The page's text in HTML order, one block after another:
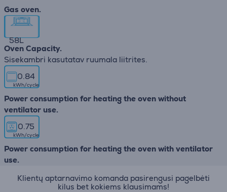
Gas oven.
58L
Oven Capacity.
Sisekambri kasutatav ruumala liitrites.
0.84
kWh/cycle
Power consumption for heating the oven without
ventilator use.
0.75
kWh/cycle
Power consumption for heating the oven with ventilator
use.
Klientų aptarnavimo komanda pasirengusi pagelbėti
kilus bet kokiems klausimams!